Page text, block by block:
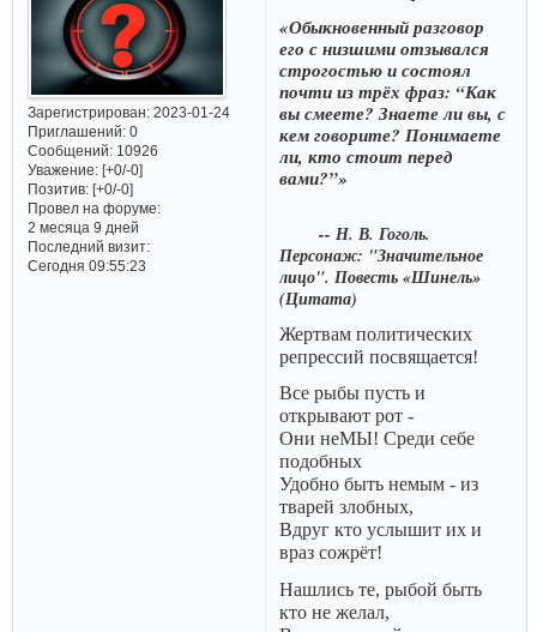
Зарегистрирован: 2023-01-24
Приглашений:0
Сообщений:10926
Уважение: [+0/-0]
Позитив: [+0/-0]
Провел на форуме:
2 месяца 9 дней
Последний визит:
Сегодня 09:55:23
«Обыкновенный разговор
его с низшими отзывался
строгостью и состоял
почти из трёх фраз: “Как
вы смеете? Знаете ли вы, с
кем говорите? Понимаете
ли, кто стоит перед
вами?”»
-- Н. В. Гоголь.
Персонаж: "Значительное
лицо". Повесть «Шинель»
(Цитата)
Жертвам политических
репрессий посвящается!
Все рыбы пусть и
открывают рот -
Они неМЫ! Среди себе
подобных
Удобно быть немым - из
тварей злобных,
Вдруг кто услышит их и
враз сожрёт!
Нашлись те, рыбой быть
кто не желал,